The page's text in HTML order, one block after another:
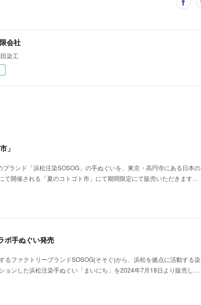
会社
染工
」
ランド「浜松注染SOSOG」の手ぬぐいを、東京・高円寺にある日本の
て開催される「夏のコトゴト市」にて期間限定にて販売いただきます…
ボ手ぬぐい発売
るファクトリーブランドSOSOG(そそぐ)から、浜松を拠点に活動する染
ョンした浜松注染手ぬぐい「まいにち」を2024年7月18日より販売し…